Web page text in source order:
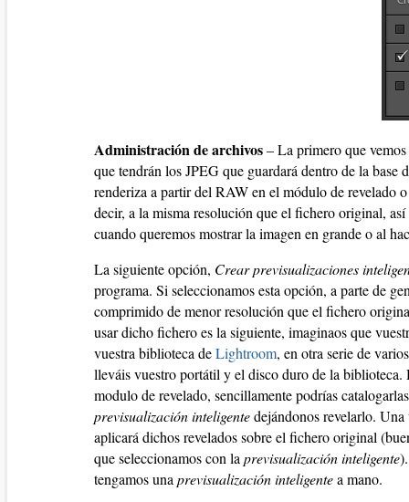
Administración de archivos– La primero que
que tendrán los JPEG que guardará dentro de la base
renderiza a partir del RAW en el módulo de revelado
decir, a la misma resolución que el fichero original,
cuando queremos mostrar la imagen en grande o al
La siguiente opción, Crear previsualizaciones
programa. Si seleccionamos esta opción, a parte de
comprimido de menor resolución que el fichero
usar dicho fichero es la siguiente, imaginaos que
vuestra biblioteca deLightroom, en otra serie de
lleváis vuestro portátil y el disco duro de la biblioteca.
modulo de revelado, sencillamente podrías
previsualización inteligentedejándonos revelarlo.
aplicará dichos revelados sobre el fichero original
que seleccionamos con la previsualización inteligente
tengamos una previsualización inteligentea mano.